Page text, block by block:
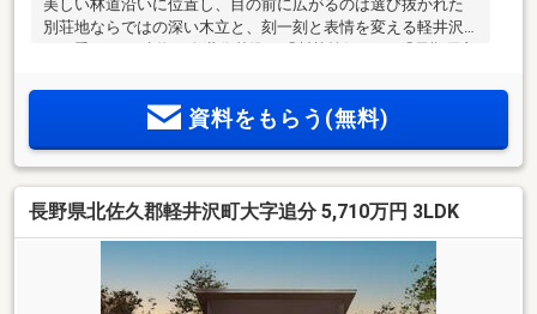
美しい林道沿いに位置し、目の前に広がるのは選び抜かれた
別荘地ならではの深い木立と、刻一刻と表情を変える軽井沢
LDKでも、厳しい冬の寒さを遮断し、常に春のような心地よさ
で満たされます 。夏は涼やかな木漏れ日に癒やされ、冬は暖
を眺める。一歩踏み出せば、木漏れ日が揺れる景色のなか、
至福の散歩ができるリゾートライフがここにあります。■売主
直販！この家を知り尽くした売主と直接取引！売主直販だか
資料をもらう(無料)
長野県北佐久郡軽井沢町大字追分 5,710万円 3LDK